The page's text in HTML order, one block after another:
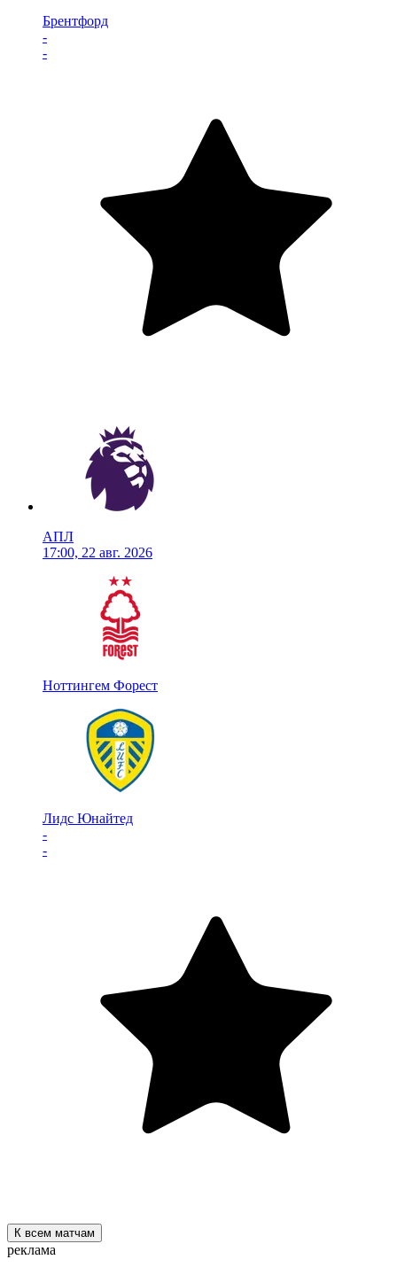
Брентфорд
-
-
АПЛ
17:00, 22 авг. 2026
Ноттингем Форест
Лидс Юнайтед
-
-
К всем матчам
реклама